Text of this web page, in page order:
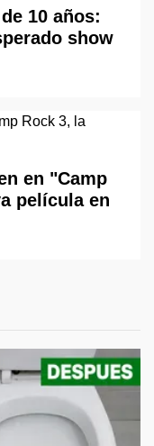
10 años:
show
en "Camp
película en